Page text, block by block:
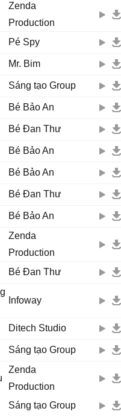
Zenda
Production
Pé Spy
Mr. Bim
Sáng tạo Group
Bé Bảo An
Bé Đan Thư
Bé Bảo An
Bé Bảo An
Bé Đan Thư
Bé Bảo An
Zenda
Production
Bé Đan Thư
Infoway
Ditech Studio
Sáng tạo Group
Zenda
Production
Sáng tạo Group